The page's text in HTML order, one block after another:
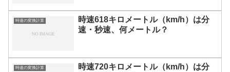
時速の変換計算
時速618キロメートル（km/h）は分
速・秒速、何メートル？
時速の変換計算
時速720キロメートル（km/h）は分